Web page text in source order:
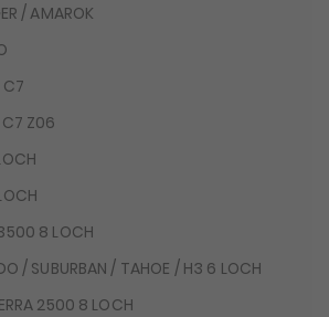
/ AMAROK
Z06
8 LOCH
/ SUBURBAN / TAHOE / H3 6 LOCH
2500 8 LOCH